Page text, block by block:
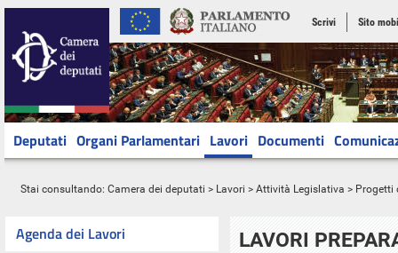
Scrivi Sito
Deputati Organi Parlamentari Lavori Documenti
Stai consultando: Camera dei deputati > Lavori > Attività Legislativa > Progetti
Agenda dei Lavori
LAVORI